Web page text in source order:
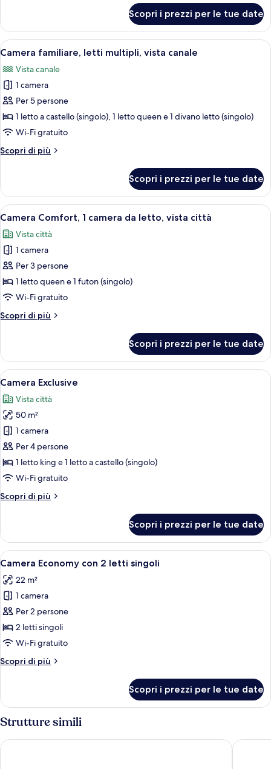
Room
(Sky
Room)
Scopri i prezzi per le tue date
Apri
tutte
le
foto
per
Camera
familiare,
multipli,
Un letto a castello con struttura in
14
Camera familiare, letti multipli, vista canale
Vista canale
1 camera
Per 5 persone
1 letto a castello (singolo), 1 letto queen e 1 divano letto (singolo)
Wi-Fi gratuito
Scopri di più
Altri
familiare,
letti
multipli,
canale
Scopri i prezzi per le tue date
Apri
tutte
le
foto
per
Camera
Comfort,
camera
vista
città
Un letto con una coperta verde a
9
Camera Comfort, 1 camera da letto, vista città
Vista città
1 camera
Per 3 persone
1 letto queen e 1 futon (singolo)
Wi-Fi gratuito
Scopri di più
Altri
Comfort,
camera
letto,
vista
città
Scopri i prezzi per le tue date
Apri
tutte
le
foto
per
Camera
Exclusive
Una stanza con letti a castello, un
20
Camera Exclusive
Vista città
50 m²
1 camera
Per 4 persone
1 letto king e 1 letto a castello (singolo)
Wi-Fi gratuito
Scopri di più
Altri
Exclusive
Scopri i prezzi per le tue date
Apri
tutte
le
foto
per
Camera
Economy
2
Una stanza con due lettini per
9
Camera Economy con 2 letti singoli
22 m²
1 camera
Per 2 persone
2 letti singoli
Wi-Fi gratuito
Scopri di più
Altri
Economy
con
2
letti
singoli
Scopri i prezzi per le tue date
Strutture simili
The Motuga Hostel Bangkok At Hua